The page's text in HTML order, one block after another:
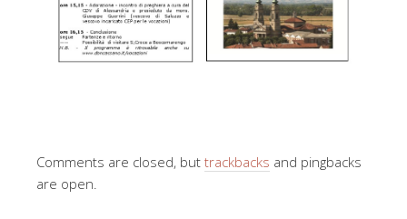
Comments are closed, but trackbacks and pingbacks
are open.